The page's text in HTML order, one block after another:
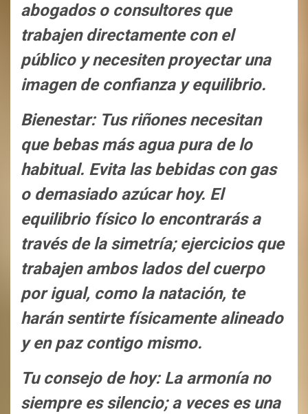
abogados o consultores que
trabajen directamente con el
público y necesiten proyectar una
imagen de confianza y equilibrio.
Bienestar: Tus riñones necesitan
que bebas más agua pura de lo
habitual. Evita las bebidas con gas
o demasiado azúcar hoy. El
equilibrio físico lo encontrarás a
través de la simetría; ejercicios que
trabajen ambos lados del cuerpo
por igual, como la natación, te
harán sentirte físicamente alineado
y en paz contigo mismo.
Tu consejo de hoy: La armonía no
siempre es silencio; a veces es una